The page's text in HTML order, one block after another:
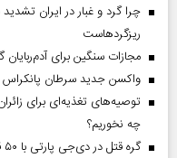
چرا گرد و غبار در ایران
ریزگردهاست
مجازات سنگین برای
واکسن جدید سرطان
چه نخوریم؟
گره قتل در دی‌جی پارتی با ۵۰ قسم باز می‌شود